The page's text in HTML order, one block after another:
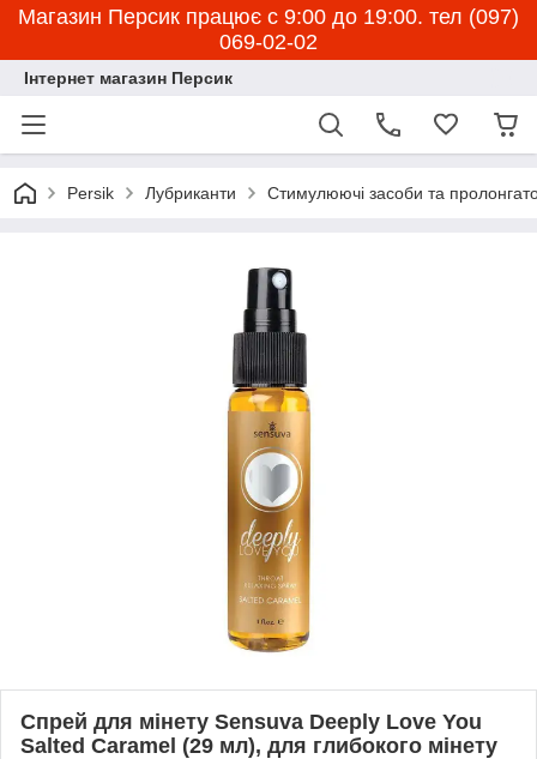
Магазин Персик працює с 9:00 до 19:00. тел (097)
069-02-02
Інтернет магазин Персик
Persik Лубриканти Стимулюючі засоби та
Спрей для мінету Sensuva Deeply Love You
Salted Caramel (29 мл), для глибокого мінету